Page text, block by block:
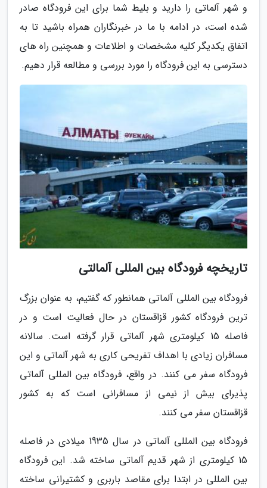
و شهر آلماتی را دارید و بلیط شما برای این فرودگاه صادر
شده است، در ادامه با ما در خبرنگاران همراه باشید تا به
اتفاق یکدیگر کلیه مشخصات و اطلاعات و همچنین راه های
دسترسی به این فرودگاه را مورد بررسی و مطالعه قرار دهیم.
تاریخچه فرودگاه بین المللی آلمالتی
فرودگاه بین المللی آلماتی همانطور که گفتیم، به عنوان بزرگ
ترین فرودگاه کشور قزاقستان در حال فعالیت است و در
فاصله 15 کیلومتری شهر آلماتی قرار گرفته است. سالانه
مسافران زیادی با اهداف تفریحی کاری به شهر آلماتی و این
فرودگاه سفر می کنند. در واقع، فرودگاه بین المللی آلماتی
پذیرای بیش از نیمی از مسافرانی است که به کشور
قزاقستان سفر می کنند.
فرودگاه بین المللی آلماتی در سال 1935 میلادی در فاصله
15 کیلومتری از شهر قدیم آلماتی ساخته شد. این فرودگاه
بین المللی در ابتدا برای مقاصد باربری و کشتیرانی ساخته